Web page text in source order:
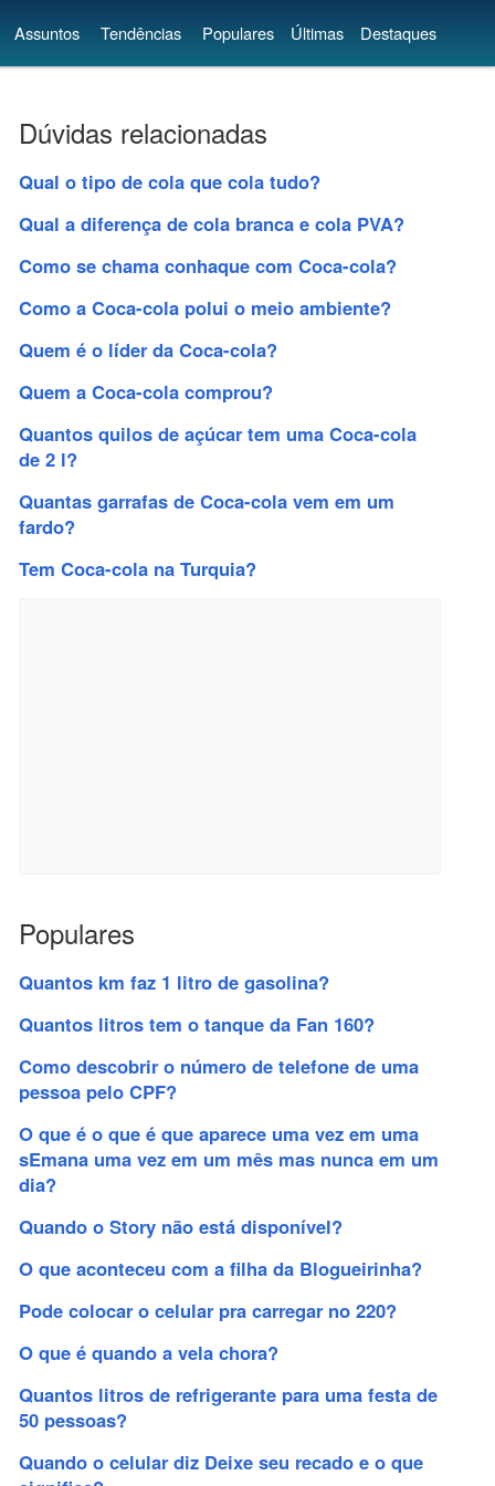
Assuntos Tendências Populares Últimas Destaques
Dúvidas relacionadas
Qual o tipo de cola que cola tudo?
Qual a diferença de cola branca e cola PVA?
Como se chama conhaque com Coca-cola?
Como a Coca-cola polui o meio ambiente?
Quem é o líder da Coca-cola?
Quem a Coca-cola comprou?
Quantos quilos de açúcar tem uma Coca-cola
de 2 l?
Quantas garrafas de Coca-cola vem em um
fardo?
Tem Coca-cola na Turquia?
Populares
Quantos km faz 1 litro de gasolina?
Quantos litros tem o tanque da Fan 160?
Como descobrir o número de telefone de uma
pessoa pelo CPF?
O que é o que é que aparece uma vez em uma
sEmana uma vez em um mês mas nunca em um
dia?
Quando o Story não está disponível?
O que aconteceu com a filha da Blogueirinha?
Pode colocar o celular pra carregar no 220?
O que é quando a vela chora?
Quantos litros de refrigerante para uma festa de
50 pessoas?
Quando o celular diz Deixe seu recado e o que